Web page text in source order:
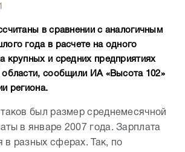
в сравнении с аналогичным
года в расчете на одного
крупных и средних предприятиях
области, сообщили ИА «Высота 102»
региона.
был размер среднемесячной
в январе 2007 года. Зарплата
в разных сферах. Так, по